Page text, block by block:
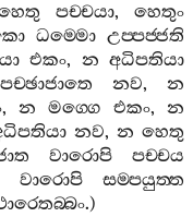
පච‍්චයා, හෙතුං
ධම‍්මො උප‍්පජ‍්ජති
එකං, න අධිපතියා
පච‍්ඡාජාතෙ නව,න
, න මග‍්ගෙ එකං, න
නව, න හෙතු
වාරොපි
පච‍්චය
වාරොපි
සම‍්පයුත‍්ත
.)